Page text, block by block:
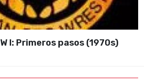
I: Primeros pasos (1970s)